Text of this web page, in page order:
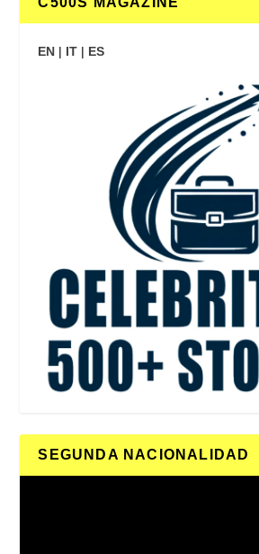
EN | IT | ES
SEGUNDA NACIONALIDAD